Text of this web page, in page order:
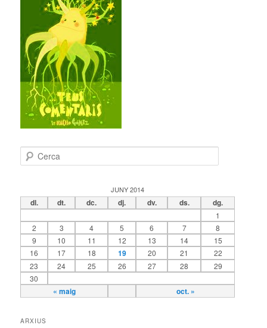
e
a
JUNY 2014
dl. dt. dc. dj. dv. ds. dg.
« maig oct. »
1
2
3 4 5 6 7
8
9
10 11 12 13 14
15
16
17 18 19 20 21
22
23
24 25 26 27 28
29
30
ARXIUS